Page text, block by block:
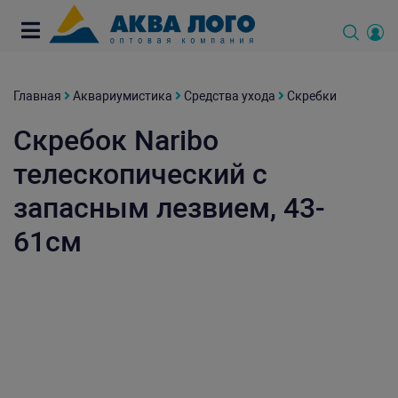
Главная Аквариумистика Средства ухода Скребки
Скребок Naribo
телескопический с
запасным лезвием, 43-
61см